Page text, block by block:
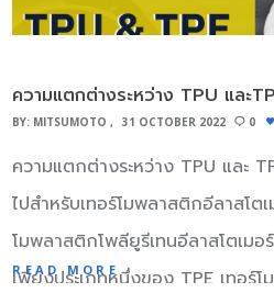
อย่างรุนแรงทำให้เกิดอะตอมที่ไม่ใช่
งมากๆ ข้อดีของคาร์บอนไฟเบอร์ น้
ไฟเบอร์เป็นวัสดุที่มีความหนาแน่นต่
หนัก ความต้านทานแรงดึงสูง – เป็
แข็งแกร่งที่สุดในเชิงพาณิชย์เมื่อเ
ไฟเบอร์เป็นเรื่องยากที่จะยืดหรือโ
ความร้อนต่ำ – คาร์บอนไฟเบอร์จ
ลักษณะการขนส่งจะเป็นวงรอบ แ
เป็นสิ่งสำคัญมาก ประโยชน์ที่ได้รับ
ต้องแบกรับต้นทุนค่าขนส่งที่เพิ่มขึ้น
ความแตกต่างระหว่าง TPU และ
BY: MITSUMOTO 31 OCTOBER 2022 0
ความแตกต่างระหว่าง TPU และ
ไปสําหรับเทอร์โมพลาสติกอีลาสโต
โมพลาสติกโพลียูรีเทนอีลาสโตเม
เพียงประเภทหนึ่งของ TPE เทอร์
READ MORE